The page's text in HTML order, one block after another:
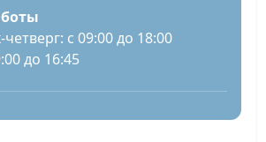
с 09:00 до 18:00
до 16:45